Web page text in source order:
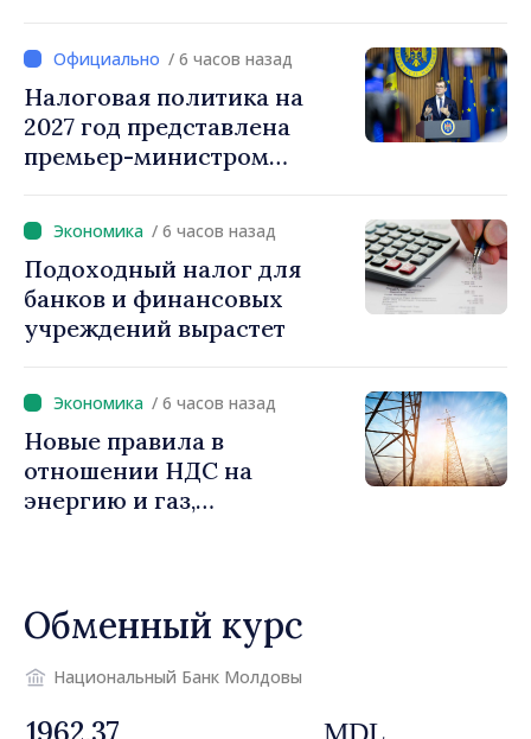
/ 6 часов назад
Налоговая политика на
2027 год представлена
премьер-министром
снижение налоговой
нагрузки на труд,
стимулирование
инвестиций и более
справедливое
/ 6 часов назад
Подоходный налог для
банков и финансовых
учреждений вырастет
/ 6 часов назад
Новые правила в
отношении НДС на
энергию и газ,
Обменный курс
Национальный Банк Молдовы
MDL